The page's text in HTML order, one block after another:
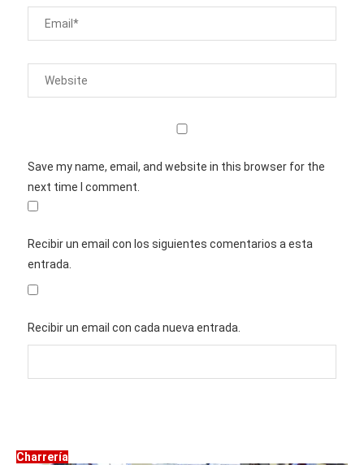
Save my name, email, and website in this browser for the
next time I comment.
Recibir un email con los siguientes comentarios a esta
entrada.
Recibir un email con cada nueva entrada.
Charrería